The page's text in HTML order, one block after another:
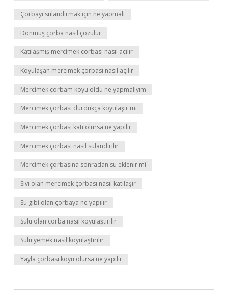
Çorbayı sulandırmak için ne yapmalı
Donmuş çorba nasıl çözülür
Katılaşmış mercimek çorbası nasıl açılır
Koyulaşan mercimek çorbası nasıl açılır
Mercimek çorbam koyu oldu ne yapmalıyım
Mercimek çorbası durdukça koyulaşır mı
Mercimek çorbası katı olursa ne yapılır
Mercimek çorbası nasıl sulandırılır
Mercimek çorbasına sonradan su eklenir mi
Sıvı olan mercimek çorbası nasıl katılaşır
Su gibi olan çorbaya ne yapılır
Sulu olan çorba nasıl koyulaştırılır
Sulu yemek nasıl koyulaştırılır
Yayla çorbası koyu olursa ne yapılır